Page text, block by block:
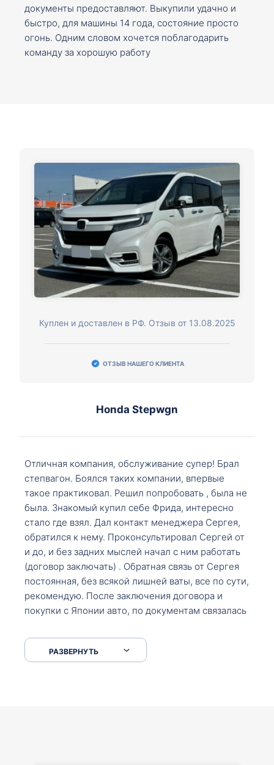
документы предоставляют. Выкупили удачно и
быстро, для машины 14 года, состояние просто
огонь. Одним словом хочется поблагодарить
команду за хорошую работу
Куплен и доставлен в РФ. Отзыв от 13.08.2025
ОТЗЫВ НАШЕГО КЛИЕНТА
Honda Stepwgn
Отличная компания, обслуживание супер! Брал
степвагон. Боялся таких компании, впервые
такое практиковал. Решил попробовать , была не
была. Знакомый купил себе Фрида, интересно
стало где взял. Дал контакт менеджера Сергея,
обратился к нему. Проконсультировал Сергей от
и до, и без задних мыслей начал с ним работать
(договор заключать) . Обратная связь от Сергея
постоянная, без всякой лишней ваты, все по сути,
рекомендую. После заключения договора и
покупки с Японии авто, по документам связалась
что заполнить, куда зайти, образцы и т.д. После
приехал за авто. Меня тепло встретили Сергей с
РАЗВЕРНУТЬ